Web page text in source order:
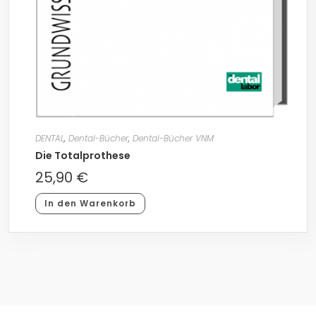
DENTAL, Dental-Bücher, Dental-Bücher VNM
Die Totalprothese
25,90 €
In den Warenkorb